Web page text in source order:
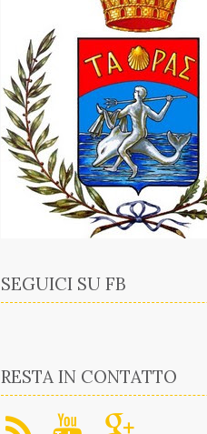
SEGUICI SU FB
RESTA IN CONTATTO